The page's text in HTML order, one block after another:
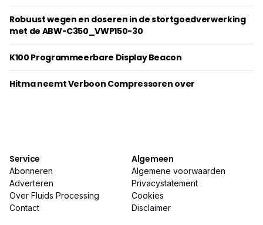
Robuust wegen en doseren in de stortgoedverwerking
met de ABW-C350_VWP150-30
K100 Programmeerbare Display Beacon
Hitma neemt Verboon Compressoren over
Service
Abonneren
Adverteren
Over Fluids Processing
Contact
Algemeen
Algemene voorwaarden
Privacystatement
Cookies
Disclaimer